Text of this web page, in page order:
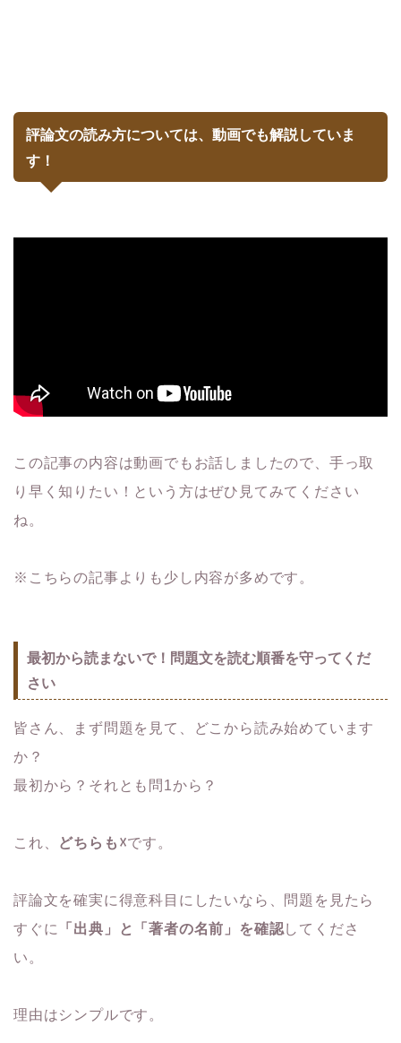
評論文の読み方については、動画でも解説していま
す！
この記事の内容は動画でもお話しましたので、手っ取
り早く知りたい！という方はぜひ見てみてください
ね。
※こちらの記事よりも少し内容が多めです。
最初から読まないで！問題文を読む順番を守ってくだ
さい
皆さん、まず問題を見て、どこから読み始めています
か？
最初から？それとも問1から？
これ、 どちらも☓です。
評論文を確実に得意科目にしたいなら、問題を見たら
すぐに
「出典」と「著者の名前」を確認してくださ
い。
理由はシンプルです。